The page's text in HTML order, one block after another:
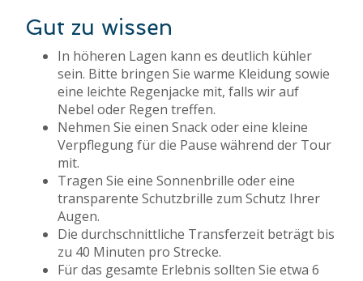
Gut zu wissen
In höheren Lagen kann es deutlich kühler
sein. Bitte bringen Sie warme Kleidung sowie
eine leichte Regenjacke mit, falls wir auf
Nebel oder Regen treffen.
Nehmen Sie einen Snack oder eine kleine
Verpflegung für die Pause während der Tour
mit.
Tragen Sie eine Sonnenbrille oder eine
transparente Schutzbrille zum Schutz Ihrer
Augen.
Die durchschnittliche Transferzeit beträgt bis
zu 40 Minuten pro Strecke.
Für das gesamte Erlebnis sollten Sie etwa 6